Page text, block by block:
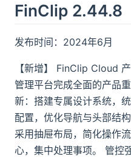
FinClip 2.44.8
发布时间：2024年6月
【新增】 FinClip Cloud
管理平台完成全面的产品
新：搭建专属设计系统，
配置，优化导航与头部结
采用抽屉布局，简化操作
心，集中处理事项。 管控
文档中心👈 查询
商务咨询热线
预约 FinClip 产品介
化部署事宜
0755-86967467